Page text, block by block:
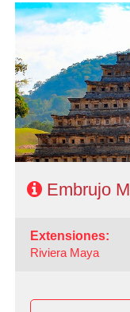
-Salidas: Sábados
- Ruta: 3 Noches
1 Noche en
Tehuantepec, 2
Palenque, 1
noche en Cancún
- Categoría
Régimen: Según
Embrujo
extensiones:
Riviera Maya